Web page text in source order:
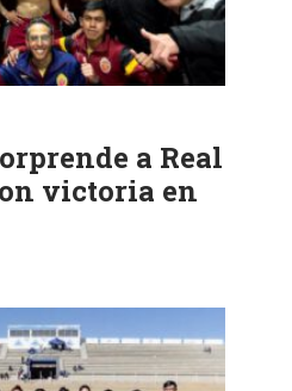
a Real
victoria en